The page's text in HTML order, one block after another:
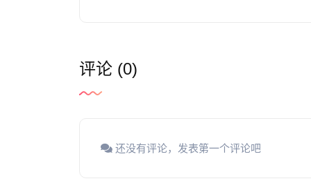
评论 (0)
还没有评论，发表第一个评论吧